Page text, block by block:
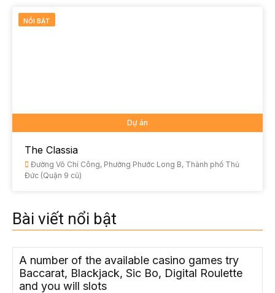
NỔI BẬT
Dự án
The Classia
Đường Võ Chí Công, Phường Phước Long B, Thành phố Thủ
Đức (Quận 9 cũ)
Bài viết nổi bật
A number of the available casino games try
Baccarat, Blackjack, Sic Bo, Digital Roulette
and you will slots